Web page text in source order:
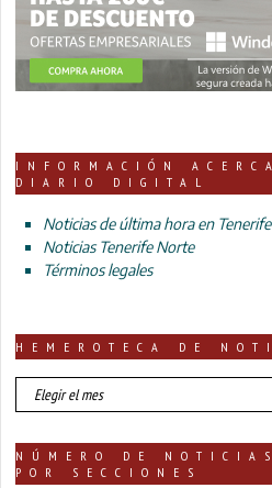
INFORMACIÓN
DIARIO DIGITAL
Noticias de última hora en
Noticias Tenerife Norte
Términos legales
HEMEROTECA DE
HEMEROTECA
DE
NÚMERO DE
POR SECCIONES